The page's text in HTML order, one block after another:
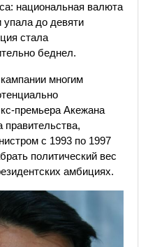
национальная валюта
до девяти
стала
беднел.
многим
премьера Акежана
с 1993 по 1997
политический вес
амбициях.